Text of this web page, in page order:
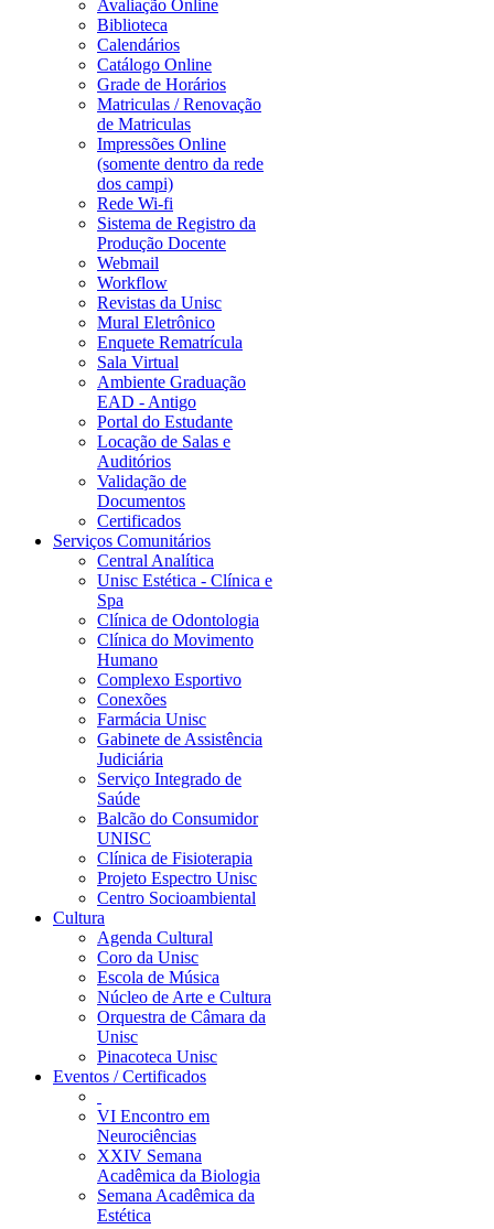
Avaliação Online
Biblioteca
Calendários
Catálogo Online
Grade de Horários
Matriculas / Renovação
de Matriculas
Impressões Online
(somente dentro da rede
dos campi)
Rede Wi-fi
Sistema de Registro da
Produção Docente
Webmail
Workflow
Revistas da Unisc
Mural Eletrônico
Enquete Rematrícula
Sala Virtual
Ambiente Graduação
EAD - Antigo
Portal do Estudante
Locação de Salas e
Auditórios
Validação de
Documentos
Certificados
Serviços Comunitários
Central Analítica
Unisc Estética - Clínica e
Spa
Clínica de Odontologia
Clínica do Movimento
Humano
Complexo Esportivo
Conexões
Farmácia Unisc
Gabinete de Assistência
Judiciária
Serviço Integrado de
Saúde
Balcão do Consumidor
UNISC
Clínica de Fisioterapia
Projeto Espectro Unisc
Centro Socioambiental
Cultura
Agenda Cultural
Coro da Unisc
Escola de Música
Núcleo de Arte e Cultura
Orquestra de Câmara da
Unisc
Pinacoteca Unisc
Eventos / Certificados
VI Encontro em
Neurociências
XXIV Semana
Acadêmica da Biologia
Semana Acadêmica da
Estética